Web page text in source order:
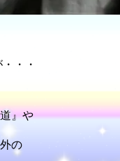
・・
』や
の